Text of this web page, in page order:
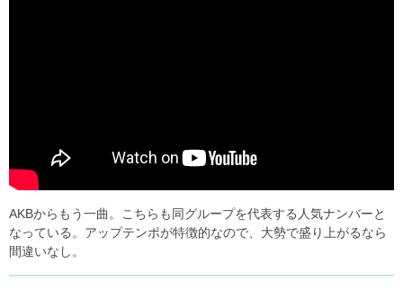
AKBからもう一曲。こちらも同グループを代表する人気ナンバーと
なっている。アップテンポが特徴的なので、大勢で盛り上がるなら
間違いなし。